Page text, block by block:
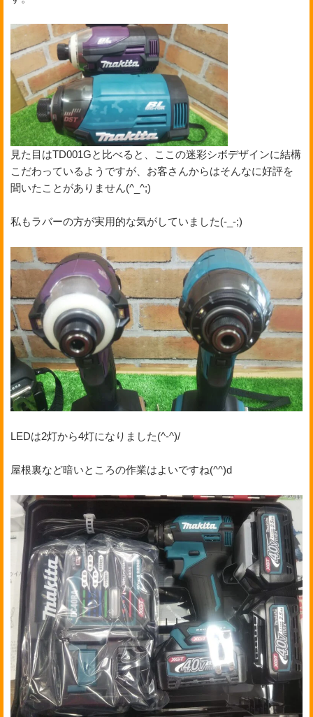
見た目はTD001Gと比べると、ここの迷彩シボデザインに結構
こだわっているようですが、お客さんからはそんなに好評を
聞いたことがありません(^_^;)
私もラバーの方が実用的な気がしていました(-_-;)
LEDは2灯から4灯になりました(^-^)/
屋根裏など暗いところの作業はよいですね(^^)d